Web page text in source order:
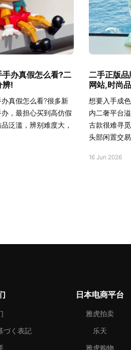
办真假怎么看?二
辨!
真假怎么看?很多新
，最担心买到高仿假
泛滥，辨别难度大，
二手正版
网站,时尚
想要入手成
内二奢平台
古款很难寻
头部闲置交
16 Jun 2026
づく表記
日本电商平台
雅虎拍卖
乐天
雅虎购物